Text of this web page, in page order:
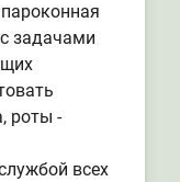
задачами
роты -
всех